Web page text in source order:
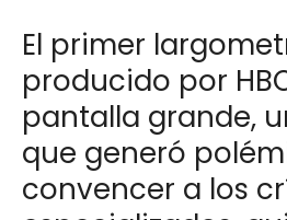
El primer
producido por
pantalla grande,
que generó
convencer a los